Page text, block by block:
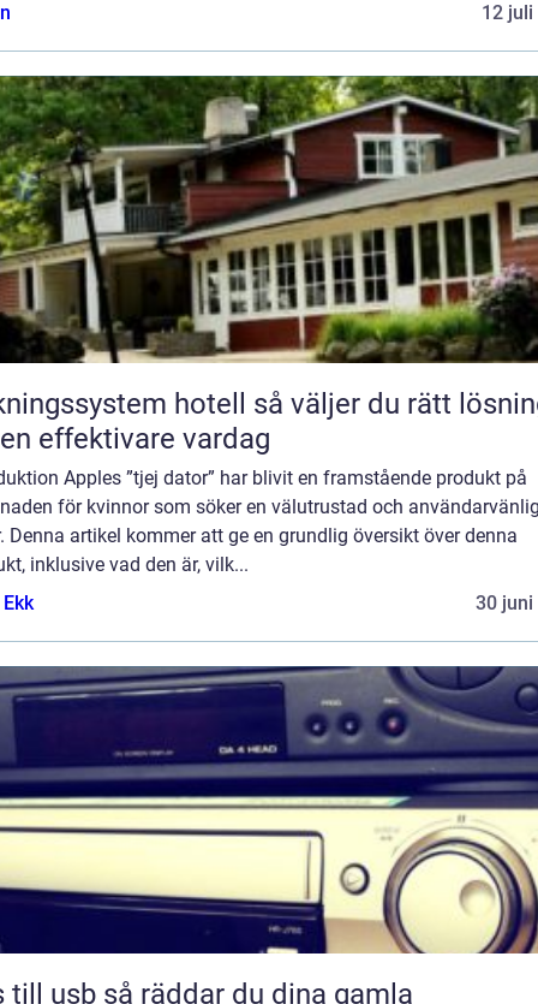
12 juli
hotell så väljer du rätt lösning
effektivare vardag
Apples ”tjej dator” har blivit en framstående produkt på
för kvinnor som söker en välutrustad och
Denna artikel kommer att ge en grundlig översikt över denna
inklusive vad den är, vilk...
30 juni
räddar du dina gamla